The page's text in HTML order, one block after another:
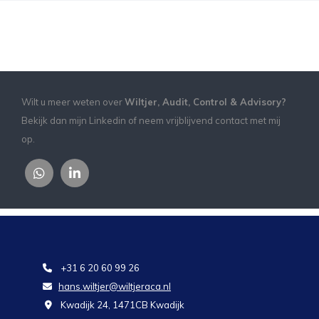
Wilt u meer weten overWiltjer, Audit, Control & Advisory?
Bekijk dan mijn Linkedin of neem vrijblijvend contact met mij
op.
 +31 6 20 60 99 26
 hans.wiltjer@wiltjeraca.nl
 Kwadijk 24, 1471CB Kwadijk